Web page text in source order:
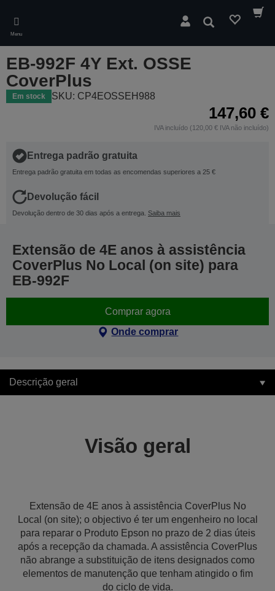
main
content
Menu
Pesquisar
EB-992F 4Y Ext. OSSE
CoverPlus
Em stock SKU: CP4EOSSEH988
147,60 €
IVA incluído (120,00 € IVA não incluído)
Entrega padrão gratuita
Entrega padrão gratuita em todas as encomendas superiores a 25 €
Devolução fácil
Devolução dentro de 30 dias após a entrega. Saiba mais
Extensão de 4E anos à assistência
CoverPlus No Local (on site) para
EB-992F
Comprar agora
Onde comprar
Descrição geral
Visão geral
Extensão de 4E anos à assistência CoverPlus No
Local (on site); o objectivo é ter um engenheiro no local
para reparar o Produto Epson no prazo de 2 dias úteis
após a recepção da chamada. A assistência CoverPlus
não abrange a substituição de itens designados como
elementos de manutenção que tenham atingido o fim
do ciclo de vida.